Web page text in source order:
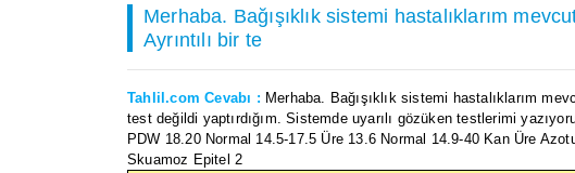
Merhaba. Bağışıklık sistemi hastalıklarım
Ayrıntılı bir te
Tahlil.com Cevabı : Merhaba. Bağışıklık sistemi hastalıklarım
test değildi yaptırdığım. Sistemde uyarılı gözüken testlerimi
PDW 18.20 Normal 14.5-17.5 Üre 13.6 Normal 14.9-40 Kan Üre
Skuamoz Epitel 2